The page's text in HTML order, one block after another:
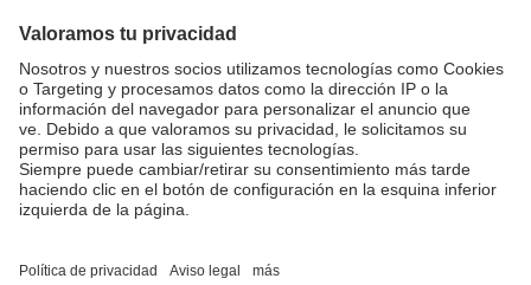
Nota legal
MI CUENTA
Registro
Pedidos
Devoluciones
SÍGUENOS